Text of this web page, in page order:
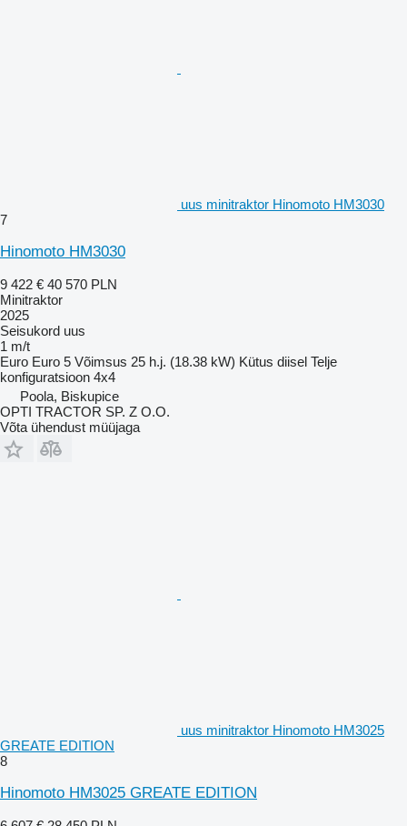
uus minitraktor Hinomoto HM3030
7
Hinomoto HM3030
9 422 € 40 570 PLN
Minitraktor
2025
Seisukord uus
1 m/t
Euro Euro 5 Võimsus 25 h.j. (18.38 kW) Kütus diisel Telje
konfiguratsioon 4x4
Poola, Biskupice
OPTI TRACTOR SP. Z O.O.
Võta ühendust müüjaga
uus minitraktor Hinomoto HM3025
GREATE EDITION
8
Hinomoto HM3025 GREATE EDITION